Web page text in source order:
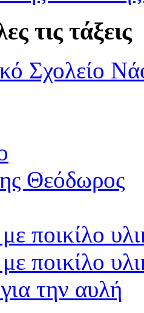
τις τάξεις
Σχολείο
Θεόδωρος
ποικίλο
ποικίλο
την αυλή